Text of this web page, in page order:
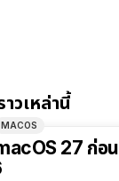
วเหล่านี้
MACOS
27 ก่อน